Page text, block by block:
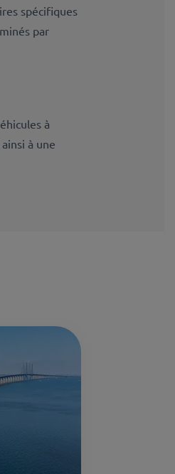
spécifiques
par
à
à une